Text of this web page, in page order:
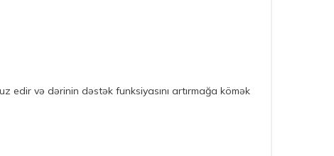
edir və dərinin dəstək funksiyasını artırmağa kömək